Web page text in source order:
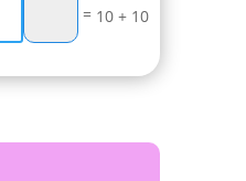
10 + 10
=